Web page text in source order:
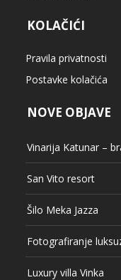
KOLAČIĆI
Pravila privatnosti
Postavke kolačića
NOVE OBJAVE
Vinarija Katunar –
San Vito resort
Šilo Meka Jazza
Fotografiranje
Luxury villa Vinka